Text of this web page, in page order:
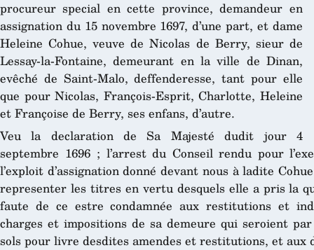
procureur special en cette province, demandeur en
assignation du 15 novembre 1697, d’une part, et dame
Heleine Cohue, veuve de Nicolas de Berry, sieur de
Lessay-la-Fontaine, demeurant en la ville de Dinan,
evêché de Saint-Malo, deffenderesse, tant pour elle
que pour Nicolas, François-Esprit, Charlotte, Heleine
et Françoise de Berry, ses enfans, d’autre.
Veu la declaration de Sa Majesté dudit jour 4
septembre 1696 ; l’arrest du Conseil rendu pour
l’exploit d’assignation donné devant nous à ladite
representer les titres en vertu desquels elle a pris la
faute de ce estre condamnée aux restitutions et
charges et impositions de sa demeure qui seroient
sols pour livre desdites amendes et restitutions, et aux